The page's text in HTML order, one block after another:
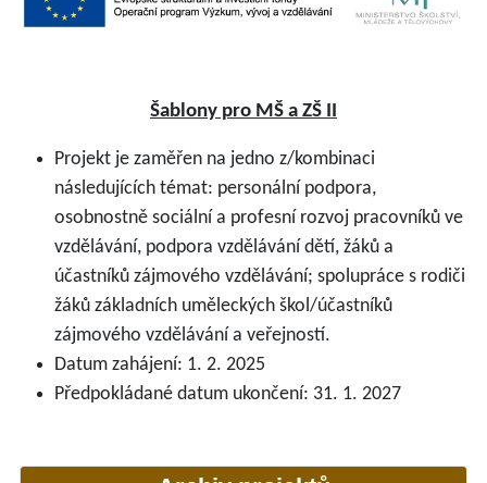
Šablony pro MŠ a ZŠ II
Projekt je zaměřen na jedno z/kombinaci
následujících témat: personální podpora,
osobnostně sociální a profesní rozvoj pracovníků ve
vzdělávání, podpora vzdělávání dětí, žáků a
účastníků zájmového vzdělávání; spolupráce s rodiči
žáků základních uměleckých škol/účastníků
zájmového vzdělávání a veřejností.
Datum zahájení: 1. 2. 2025
Předpokládané datum ukončení: 31. 1. 2027